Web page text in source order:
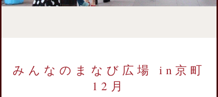
みんなのまなび広場 in京町
12月